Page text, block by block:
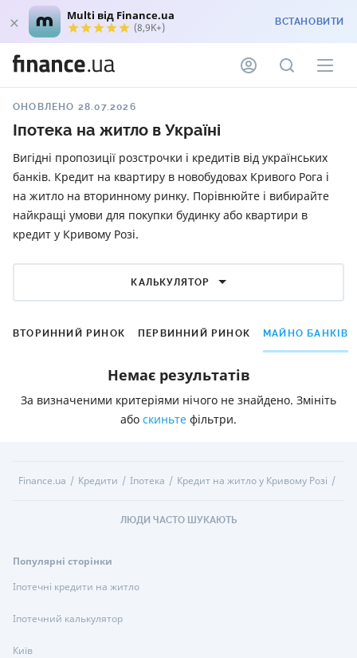
Multi від Finance.ua
(8,9K+) ВСТАНОВИТИ
ОНОВЛЕНО 28.07.2026
Іпотека на житло в Україні
Вигідні пропозиції розстрочки і кредитів від українських
банків. Кредит на квартиру в новобудовах Кривого Рога і
на житло на вторинному ринку. Порівнюйте і вибирайте
найкращі умови для покупки будинку або квартири в
кредит у Кривому Розі.
КАЛЬКУЛЯТОР
ВТОРИННИЙ РИНОК ПЕРВИННИЙ РИНОК МАЙНО БАНКІВ
Немає результатів
За визначеними критеріями нічого не знайдено. Змініть
або скиньте фільтри.
Finance.ua Кредити Іпотека Кредит на житло у Кривому Розі
ЛЮДИ ЧАСТО ШУКАЮТЬ
Популярні сторінки
Іпотечні кредити на житло
Іпотечний калькулятор
Київ